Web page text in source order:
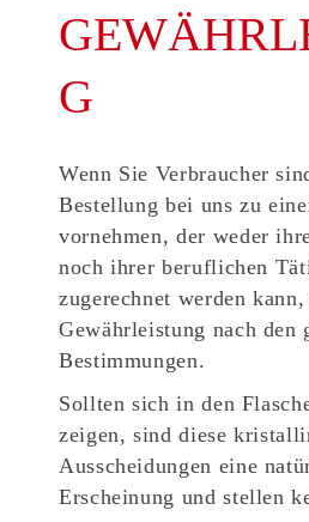
G
Wenn Sie Verbraucher
Bestellung bei uns zu
vornehmen, der weder
noch ihrer beruflichen
zugerechnet werden
Gewährleistung nach den
Bestimmungen.
Sollten sich in den
zeigen, sind diese
Ausscheidungen eine
Erscheinung und stellen